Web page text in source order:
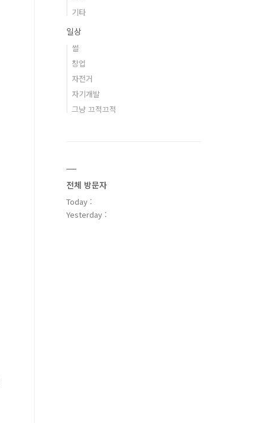
기타
일상
썰
창업
자전거
자기개발
그냥 끄적끄적
전체 방문자
Today :
Yesterday :